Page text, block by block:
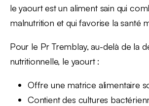
le yaourt est un aliment sain qui
malnutrition et qui favorise la santé
Pour le Pr Tremblay, au-delà de la
nutritionnelle, le yaourt :
Offre une matrice alimentaire
Contient des cultures